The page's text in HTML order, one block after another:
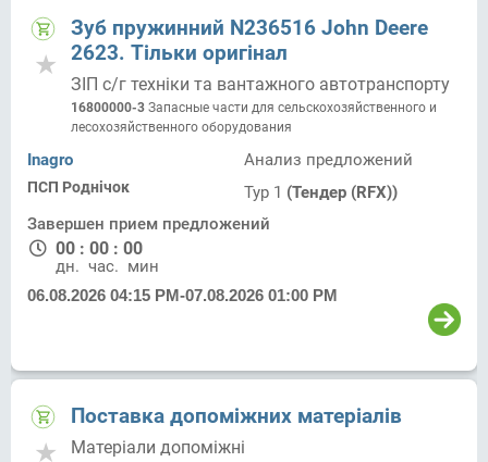
Зуб пружинний N236516 John Deere
2623. Тільки оригінал
ЗІП с/г техніки та вантажного автотранспорту
16800000-3 Запасные части для сельскохозяйственного и
лесохозяйственного оборудования
Inagro
ПСП Роднічок
Анализ предложений
Тур 1 (Тендер (RFX))
Завершен прием предложений
00 : 00 : 00
дн. час. мин.
06.08.2026 04:15 PM-07.08.2026 01:00 PM
Поставка допоміжних матеріалів
Матеріали допоміжні